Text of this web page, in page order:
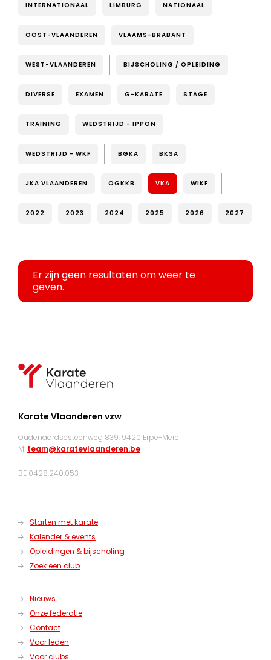
INTERNATIONAAL LIMBURG NATIONAAL
OOST-VLAANDEREN VLAAMS-BRABANT
WEST-VLAANDEREN BIJSCHOLING / OPLEIDING
DIVERSE EXAMEN G-KARATE STAGE
TRAINING WEDSTRIJD - IPPON
WEDSTRIJD - WKF BGKA BKSA
JKA VLAANDEREN OGKKB VKA WIKF
2022 2023 2024 2025 2026 2027
Er zijn geen resultaten om weer te
geven.
Karate Vlaanderen vzw
Oudenaardsesteenweg 839, 9420 Erpe-Mere
M: team@karatevlaanderen.be
BE 0428.240.053
Starten met karate
Kalender & events
Opleidingen & bijscholing
Zoek een club
Nieuws
Onze federatie
Contact
Voor leden
Voor clubs